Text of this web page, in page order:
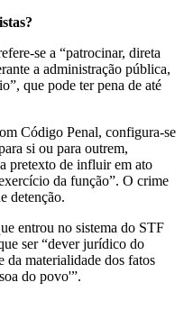
se a “patrocinar, direta
a administração pública,
que pode ter pena de até
Código Penal, configura-se
si ou para outrem,
pretexto de influir em ato
da função”. O crime
detenção.
entrou no sistema do STF
ser “dever jurídico do
da materialidade dos fatos
do povo'”.